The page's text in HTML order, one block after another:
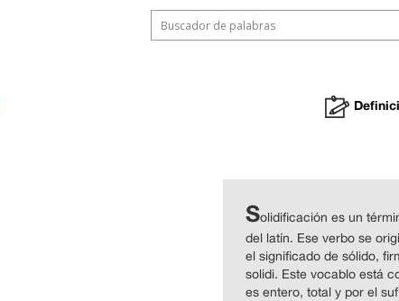
Solidificación es un
del latín. Ese verbo se
el significado de sólido,
solidi. Este vocablo está
es entero, total y por el